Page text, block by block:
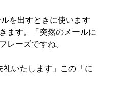
を出すときに使います
ます。「突然のメールに
レーズですね。
いたします」この「に